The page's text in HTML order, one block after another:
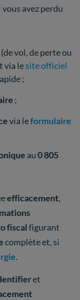
avez perdu
(de vol, de perte ou
via lesite officiel
;
;
via leformulaire
au0 805
efficacement,
fiscalfigurant
complète et, si
.
et